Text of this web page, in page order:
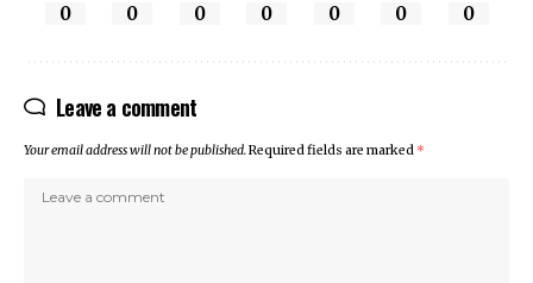
0 0 0 0 0 0 0
Leave a comment
Your email address will not be published.Required fields are marked *